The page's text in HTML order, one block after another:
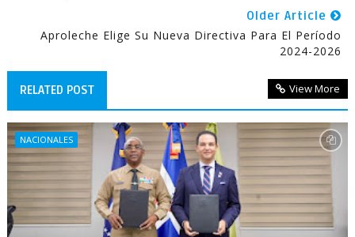
Older Article
Aproleche Elige Su Nueva Directiva Para El Período
2024-2026
RELATED POST View More
NACIONALES